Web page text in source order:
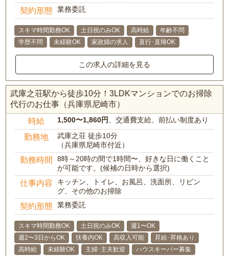
契約形態 業務委託
スキマ時間勤務OK 土日祝のみOK 高時給
年齢不問
学歴不問
未経験OK 家政婦の求人 直行･直帰OK
この求人の詳細を見る
武庫之荘駅から徒歩10分！3LDKマンションでのお掃除
代行のお仕事（兵庫県尼崎市）
時給 1,500〜1,860円 、交通費支給、前払い制度あり
勤務地
武庫之荘 徒歩10分
（兵庫県尼崎市付近）
勤務時間
8時～20時の間で1時間〜、好きな日に働くこと
が可能です。(候補の日時から選択)
仕事内容
キッチン、トイレ、お風呂、洗面所、リビン
グ、その他のお掃除
契約形態 業務委託
スキマ時間勤務OK 土日祝のみOK
週1〜OK
週2〜3日からOK
扶養内OK 高収入可能
昇給･昇格あり
高時給
未経験OK 主婦･主夫歓迎
ハウスキーパー募集